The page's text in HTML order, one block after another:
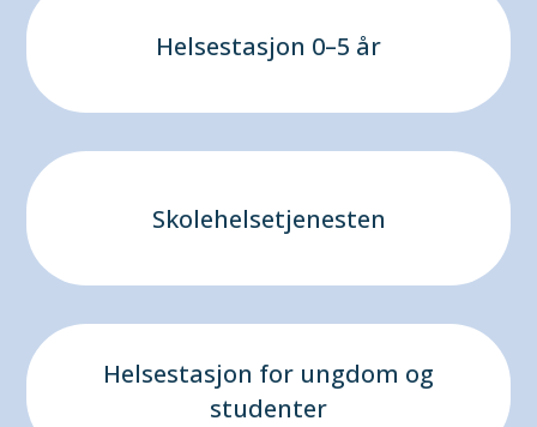
Helsestasjon 0–5 år
Skolehelsetjenesten
Helsestasjon for ungdom og
studenter